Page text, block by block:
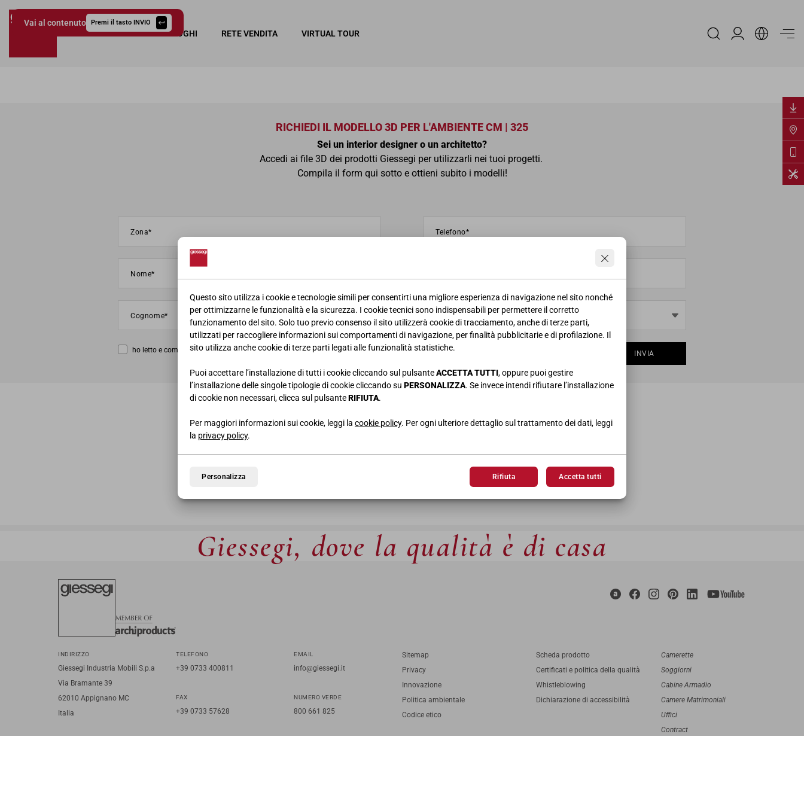
Questo sito utilizza i cookie e tecnologie simili per consentirti una migliore esperienza di navigazione nel sito nonché
per ottimizzarne le funzionalità e la sicurezza. I cookie tecnici sono indispensabili per permettere il corretto
funzionamento del sito. Solo tuo previo consenso il sito utilizzerà cookie di tracciamento, anche di terze parti,
utilizzati per raccogliere informazioni sui comportamenti di navigazione, per finalità pubblicitarie e di profilazione. Il
sito utilizza anche cookie di terze parti legati alle funzionalità statistiche.
Puoi accettare l’installazione di tutti i cookie cliccando sul pulsanteACCETTA TUTTI, oppure puoi gestire
l’installazione delle singole tipologie di cookie cliccando su PERSONALIZZA. Se invece intendi rifiutare l’installazione
di cookie non necessari, clicca sul pulsanteRIFIUTA.
Per maggiori informazioni sui cookie, leggi la cookie policy. Per ogni ulteriore dettaglio sul trattamento dei dati, leggi
la privacy policy.
Personalizza Rifiuta Accetta tutti
Vai al contenuto Premi il tasto INVIO
COLLEZIONI CATALOGHI RETE VENDITA VIRTUAL TOUR
Area Riservata
RICHIEDI IL MODELLO 3D PER L'AMBIENTE CM | 325
Sei un interior designer o un architetto?
Accedi ai file 3D dei prodotti Giessegi per utilizzarli nei tuoi progetti.
Compila il form qui sotto e ottieni subito i modelli!
ho letto e compreso la privacy policy INVIA
Giessegi, dove la qualità è di casa
INDIRIZZO
Giessegi Industria Mobili S.p.a
Via Bramante 39
62010 Appignano MC
Italia
TELEFONO
+39 0733 400811
FAX
+39 0733 57628
EMAIL
info@giessegi.it
NUMERO VERDE
800 661 825
Sitemap
Privacy
Innovazione
Politica ambientale
Codice etico
Scheda prodotto
Certificati e politica della qualità
Whistleblowing
Dichiarazione di accessibilità
Camerette
Soggiorni
Cabine Armadio
Camere Matrimoniali
Uffici
Contract